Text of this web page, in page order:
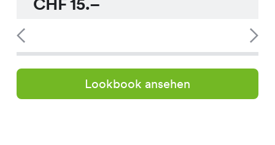
Lookbook ansehen